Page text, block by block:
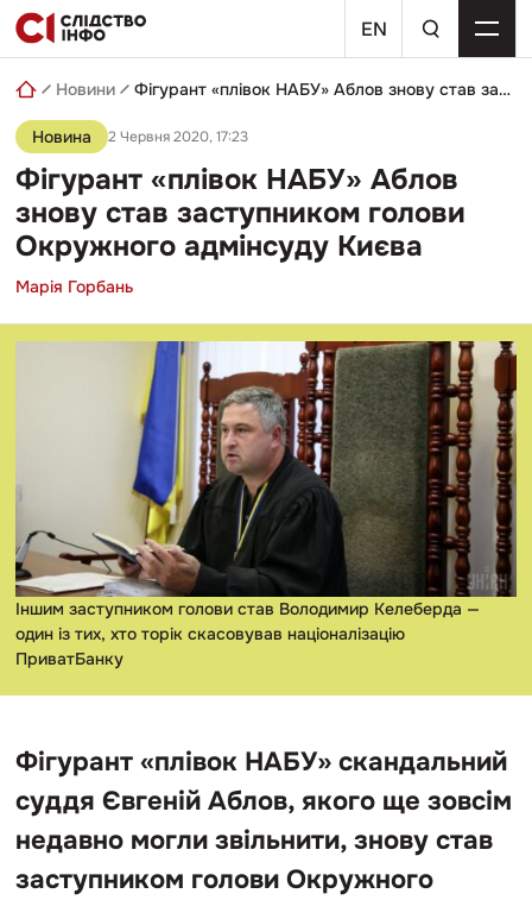
Skip
to
content
EN
пошуковий
запит
Новини Фігурант «плівок НАБУ» Аблов знову став заступником голови Окружного адмінсуду Києва
Новина 2 Червня 2020, 17:23
Фігурант «плівок НАБУ» Аблов
знову став заступником голови
Окружного адмінсуду Києва
Марія Горбань
Іншим заступником голови став Володимир Келеберда —
один із тих, хто торік скасовував націоналізацію
ПриватБанку
Фігурант «плівок НАБУ» скандальний
суддя Євгеній Аблов, якого ще зовсім
недавно могли звільнити, знову став
заступником голови Окружного